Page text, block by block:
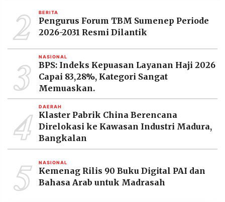
2 BERITA
Pengurus Forum TBM Sumenep Periode
2026-2031 Resmi Dilantik
3 NASIONAL
BPS: Indeks Kepuasan Layanan Haji 2026
Capai 83,28%, Kategori Sangat
Memuaskan.
4 DAERAH
Klaster Pabrik China Berencana
Direlokasi ke Kawasan Industri Madura,
Bangkalan
5 NASIONAL
Kemenag Rilis 90 Buku Digital PAI dan
Bahasa Arab untuk Madrasah